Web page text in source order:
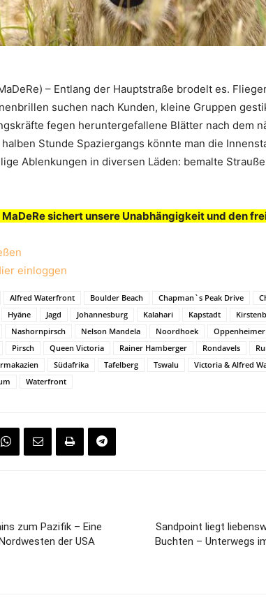
– Entlang der Hauptstraße brodelt es.
suchen nach Kunden, kleine Gruppen
fegen heruntergefallene Blätter nach dem
Stunde Spaziergangs könnte man die
Ablenkungen in diversen Läden: bemalte
sichert unsere Unabhängigkeit und den
einloggen
Alfred Waterfront Boulder Beach Chapman`s Peak Drive
Hyäne Jagd Johannesburg Kalahari Kapstadt
Nashornpirsch Nelson Mandela Noordhoek Oppenheimer
Pirsch Queen Victoria Rainer Hamberger Rondavels
Südafrika Tafelberg Tswalu
Victoria & Alfred
Waterfront
zum Pazifik – Eine
der USA
Sandpoint liegt
Buchten – Unterwegs